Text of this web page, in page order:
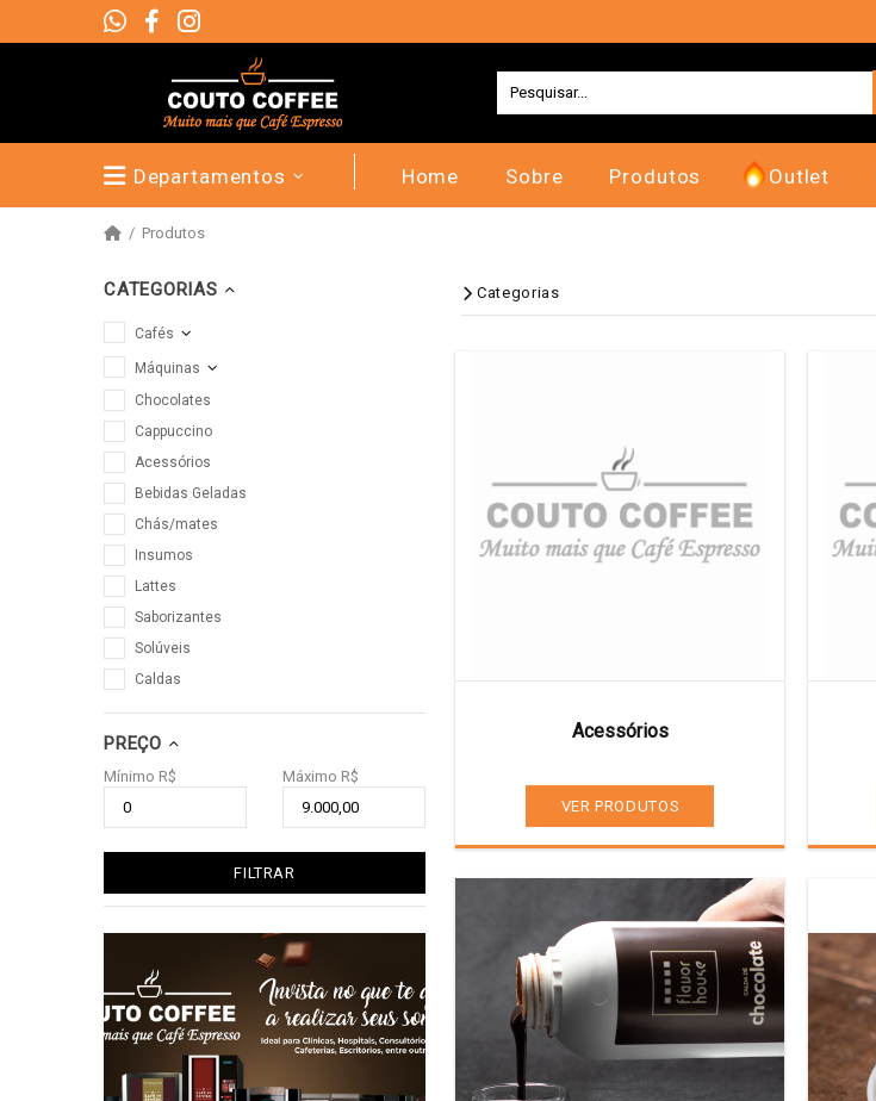
Departamentos Home Sobre Produtos Outlet
Produtos
CATEGORIAS
Cafés
Máquinas
Chocolates
Cappuccino
Acessórios
Bebidas Geladas
Chás/mates
Insumos
Lattes
Saborizantes
Solúveis
Caldas
PREÇO
Mínimo R$ Máximo R$
FILTRAR
Categorias
Acessórios
VER PRODUTOS